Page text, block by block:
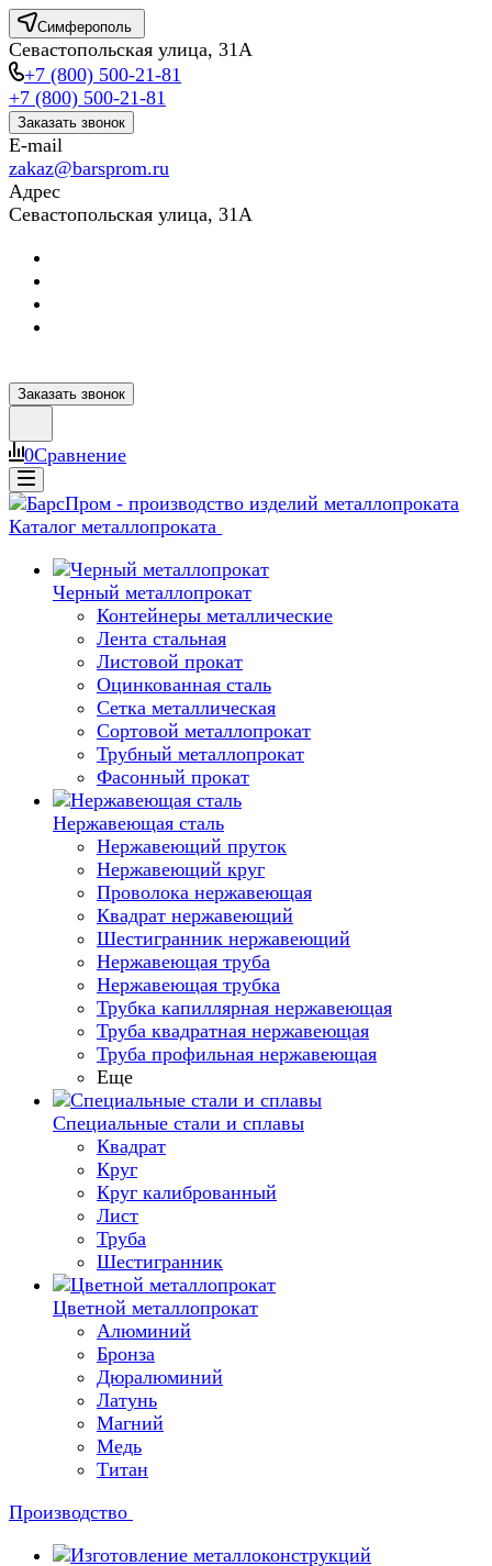
Симферополь
Севастопольская улица, 31А
+7 (800) 500-21-81
+7 (800) 500-21-81
Заказать звонок
E-mail
zakaz@barsprom.ru
Адрес
Севастопольская улица, 31А
Заказать звонок
0Сравнение
Каталог металлопроката
Черный металлопрокат
Контейнеры металлические
Лента стальная
Листовой прокат
Оцинкованная сталь
Сетка металлическая
Сортовой металлопрокат
Трубный металлопрокат
Фасонный прокат
Нержавеющая сталь
Нержавеющий пруток
Нержавеющий круг
Проволока нержавеющая
Квадрат нержавеющий
Шестигранник нержавеющий
Нержавеющая труба
Нержавеющая трубка
Трубка капиллярная нержавеющая
Труба квадратная нержавеющая
Труба профильная нержавеющая
Еще
Специальные стали и сплавы
Квадрат
Круг
Круг калиброванный
Лист
Труба
Шестигранник
Цветной металлопрокат
Алюминий
Бронза
Дюралюминий
Латунь
Магний
Медь
Титан
Производство